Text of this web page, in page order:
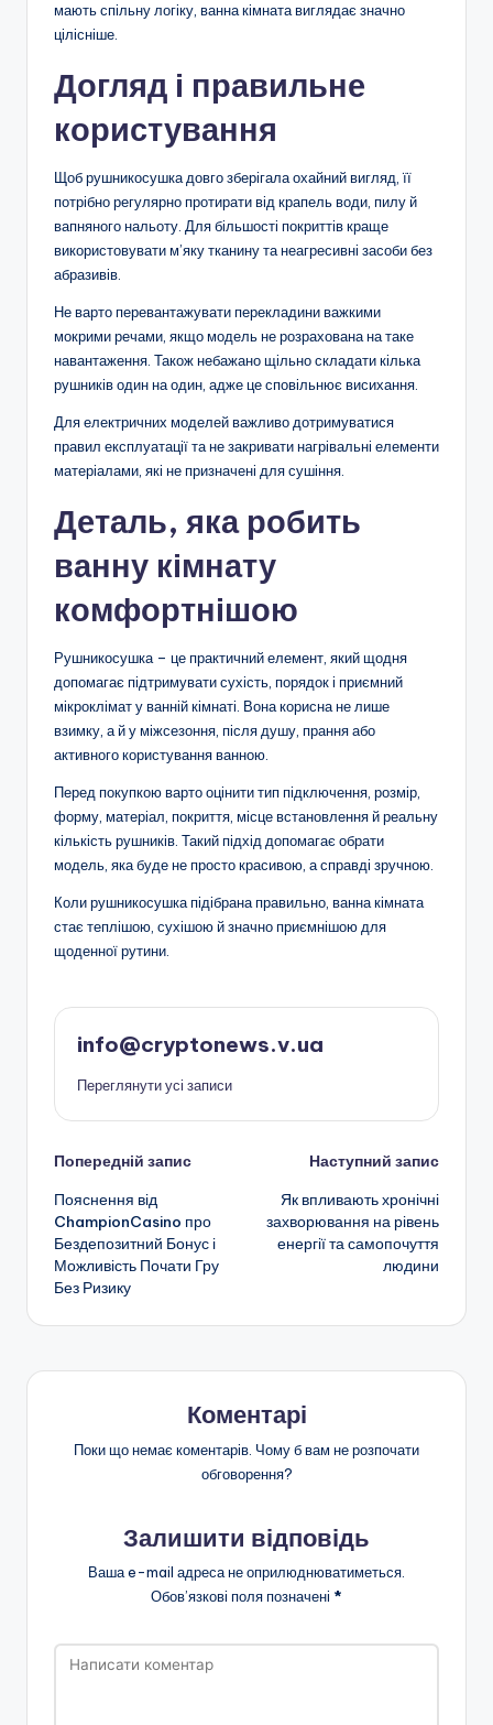
мають спільну логіку, ванна кімната виглядає значно
цілісніше.
Догляд і правильне
користування
Щоб рушникосушка довго зберігала охайний вигляд, її
потрібно регулярно протирати від крапель води, пилу й
вапняного нальоту. Для більшості покриттів краще
використовувати м’яку тканину та неагресивні засоби без
абразивів.
Не варто перевантажувати перекладини важкими
мокрими речами, якщо модель не розрахована на таке
навантаження. Також небажано щільно складати кілька
рушників один на один, адже це сповільнює висихання.
Для електричних моделей важливо дотримуватися
правил експлуатації та не закривати нагрівальні елементи
матеріалами, які не призначені для сушіння.
Деталь, яка робить
ванну кімнату
комфортнішою
Рушникосушка – це практичний елемент, який щодня
допомагає підтримувати сухість, порядок і приємний
мікроклімат у ванній кімнаті. Вона корисна не лише
взимку, а й у міжсезоння, після душу, прання або
активного користування ванною.
Перед покупкою варто оцінити тип підключення, розмір,
форму, матеріал, покриття, місце встановлення й реальну
кількість рушників. Такий підхід допомагає обрати
модель, яка буде не просто красивою, а справді зручною.
Коли рушникосушка підібрана правильно, ванна кімната
стає теплішою, сухішою й значно приємнішою для
щоденної рутини.
info@cryptonews.v.ua
Переглянути усі записи
Навігація
по
запису
Попередній запис
Пояснення від
ChampionCasino про
Бездепозитний Бонус і
Можливість Почати Гру
Без Ризику
Наступний запис
Як впливають хронічні
захворювання на рівень
енергії та самопочуття
людини
Коментарі
Поки що немає коментарів. Чому б вам не розпочати
обговорення?
Залишити відповідь
Ваша e-mail адреса не оприлюднюватиметься.
Обов’язкові поля позначені *